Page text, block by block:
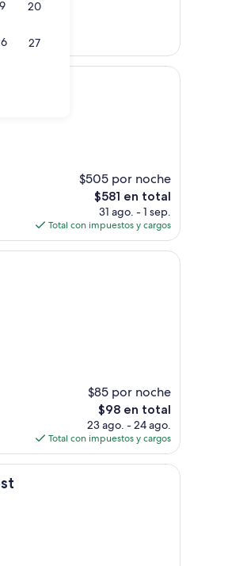
20
27
$505 por noche
El
precio
actual
es
de
$581 en total
31 ago. - 1 sep.
Total con impuestos y cargos
$85 por noche
El
precio
actual
es
de
$98 en total
23 ago. - 24 ago.
Total con impuestos y cargos